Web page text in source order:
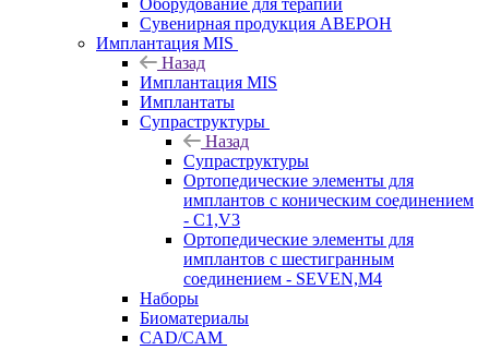
Оборудование для терапии
Сувенирная продукция АВЕРОН
Имплантация MIS
Назад
Имплантация MIS
Имплантаты
Супраструктуры
Назад
Супраструктуры
Ортопедические элементы для
имплантов с коническим соединением
- C1,V3
Ортопедические элементы для
имплантов с шестигранным
соединением - SEVEN,M4
Наборы
Биоматериалы
CAD/CAM